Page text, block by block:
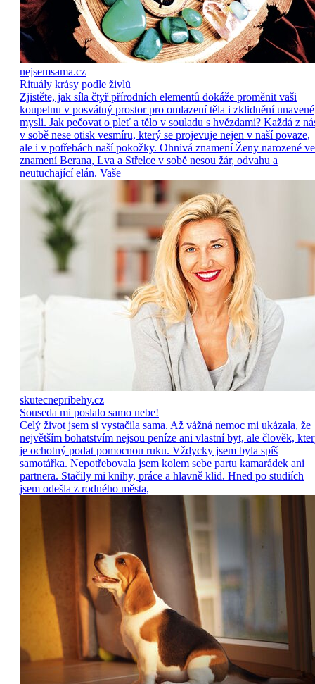
nejsemsama.cz
Rituály krásy podle živlů
Zjistěte, jak síla čtyř přírodních elementů dokáže proměnit vaši
koupelnu v posvátný prostor pro omlazení těla i zklidnění unavené
mysli. Jak pečovat o pleť a tělo v souladu s hvězdami? Každá z
v sobě nese otisk vesmíru, který se projevuje nejen v naší povaze,
ale i v potřebách naší pokožky. Ohnivá znamení Ženy narozené ve
znamení Berana, Lva a Střelce v sobě nesou žár, odvahu a
neutuchající elán. Vaše
skutecnepribehy.cz
Souseda mi poslalo samo nebe!
Celý život jsem si vystačila sama. Až vážná nemoc mi ukázala, že
největším bohatstvím nejsou peníze ani vlastní byt, ale člověk,
je ochotný podat pomocnou ruku. Vždycky jsem byla spíš
samotářka. Nepotřebovala jsem kolem sebe partu kamarádek ani
partnera. Stačily mi knihy, práce a hlavně klid. Hned po studiích
jsem odešla z rodného města,